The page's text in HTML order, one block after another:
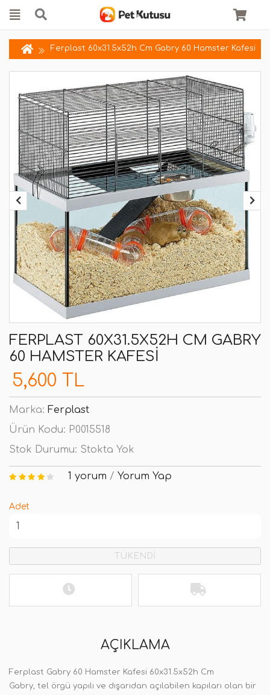
Ferplast 60x31.5x52h Cm Gabry 60 Hamster Kafesi
FERPLAST 60X31.5X52H CM GABRY
60 HAMSTER KAFESI
5,600 TL
Marka: Ferplast
Ürün Kodu: P0015518
Stok Durumu: Stokta Yok
1 yorum / Yorum Yap
Adet
TÜKENDİ
AÇIKLAMA
Ferplast Gabry 60 Hamster Kafesi 60x31.5x52h Cm
Gabry, tel örgü yapılı ve dışarıdan açılabilen kapıları olan bir